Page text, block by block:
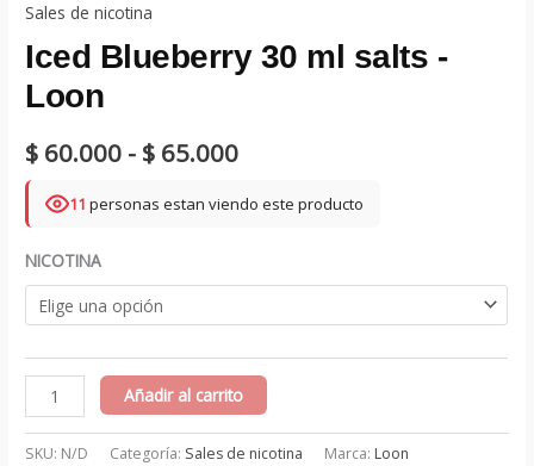
Sales de nicotina
Iced Blueberry 30 ml salts -
Loon
$ 60.000 - $ 65.000Rango
de
desde
$ 60.000
hasta
$ 65.000
11 personas estan viendo este producto
NICOTINA
Iced
Blueberry
30
Añadir al carrito
SKU: N/D Categoría: Sales de nicotina Marca: Loon